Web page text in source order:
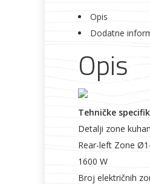
Opis
Dodatne
Opis
Tehničke
Detalji zone
Rear-left Zone
1600 W
Broj električnih